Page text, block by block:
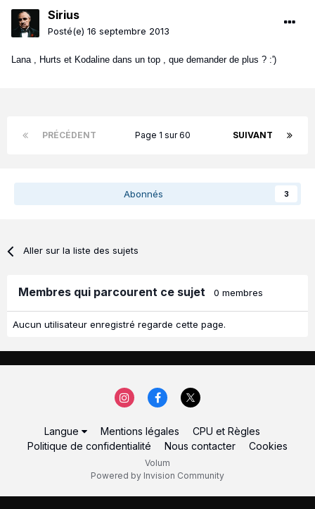
Sirius
Posté(e) 16 septembre 2013
Lana , Hurts et Kodaline dans un top , que demander de plus ? :')
PRÉCÉDENT SUIVANT
Page 1 sur 60
Abonnés 3
Aller sur la liste des sujets
Membres qui parcourent ce sujet 0 membres
Aucun utilisateur enregistré regarde cette page.
Langue Mentions légales
CPU et Règles
Politique de confidentialité
Nous contacter Cookies
Volum
Powered by Invision Community